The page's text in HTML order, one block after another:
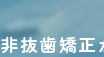
非抜歯矯